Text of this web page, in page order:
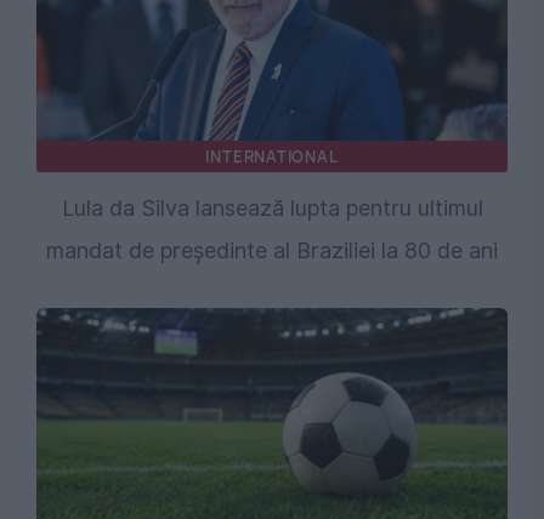
INTERNATIONAL
Lula da Silva lansează lupta pentru ultimul
mandat de președinte al Braziliei la 80 de ani